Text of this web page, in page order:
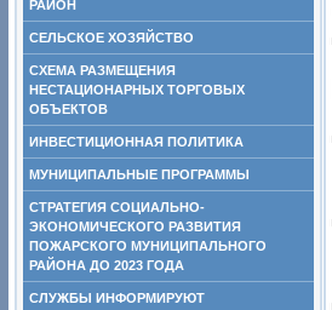
РАЙОН
СЕЛЬСКОЕ ХОЗЯЙСТВО
СХЕМА РАЗМЕЩЕНИЯ
НЕСТАЦИОНАРНЫХ ТОРГОВЫХ
ОБЪЕКТОВ
ИНВЕСТИЦИОННАЯ ПОЛИТИКА
МУНИЦИПАЛЬНЫЕ ПРОГРАММЫ
СТРАТЕГИЯ СОЦИАЛЬНО-
ЭКОНОМИЧЕСКОГО РАЗВИТИЯ
ПОЖАРСКОГО МУНИЦИПАЛЬНОГО
РАЙОНА ДО 2023 ГОДА
СЛУЖБЫ ИНФОРМИРУЮТ